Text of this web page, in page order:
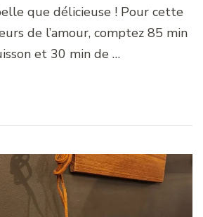
que délicieuse ! Pour cette
de l’amour, comptez 85 min
et 30 min de …